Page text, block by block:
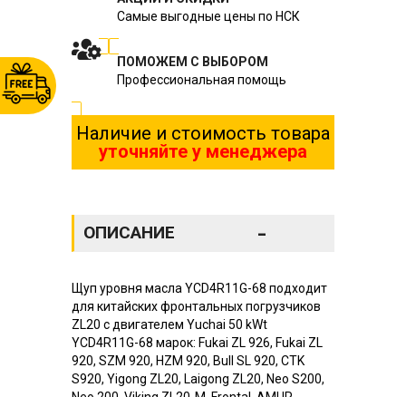
Самые выгодные цены по НСК
ПОМОЖЕМ С ВЫБОРОМ
Профессиональная помощь
Наличие и стоимость товара
уточняйте у менеджера
ОПИСАНИЕ -
Щуп уровня масла YCD4R11G-68 подходит
для китайских фронтальных погрузчиков
ZL20 с двигателем Yuchai 50 kWt
YCD4R11G-68 марок: Fukai ZL 926, Fukai ZL
920, SZM 920, HZM 920, Bull SL 920, CTK
S920, Yigong ZL20, Laigong ZL20, Neo S200,